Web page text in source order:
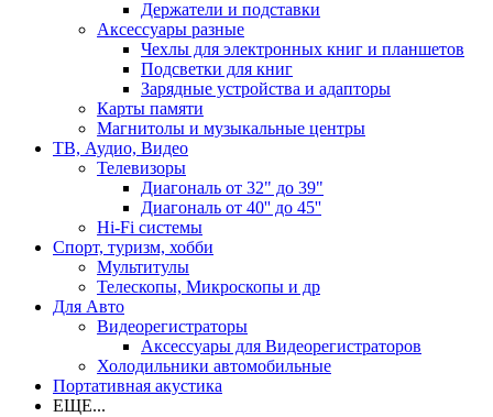
Держатели и подставки
Аксессуары разные
Чехлы для электронных книг и планшетов
Подсветки для книг
Зарядные устройства и адапторы
Карты памяти
Магнитолы и музыкальные центры
ТВ, Аудио, Видео
Телевизоры
Диагональ от 32" до 39"
Диагональ от 40'' до 45''
Hi-Fi системы
Спорт, туризм, хобби
Мультитулы
Телескопы, Микроскопы и др
Для Авто
Видеорегистраторы
Аксессуары для Видеорегистраторов
Холодильники автомобильные
Портативная акустика
ЕЩЕ...